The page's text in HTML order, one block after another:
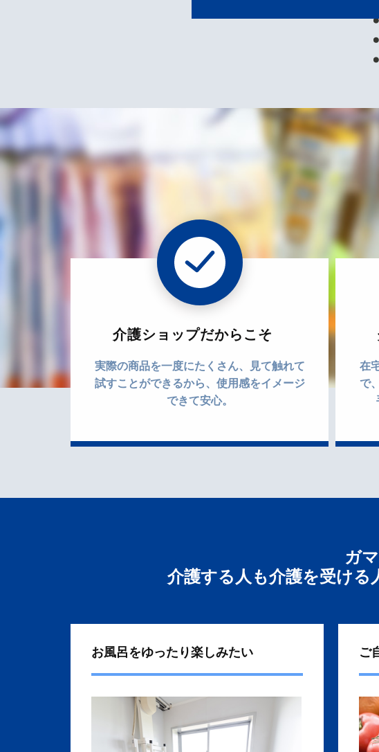
介護ショップだからこそ
実際の商品を一度にたくさん、見て触れて
試すことができるから、使用感をイメージ
できて安心。
在
で
ガ
介護する人も介護を受ける
お風呂をゆったり楽しみたい ご